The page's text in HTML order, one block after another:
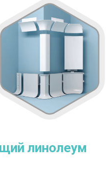
линолеум